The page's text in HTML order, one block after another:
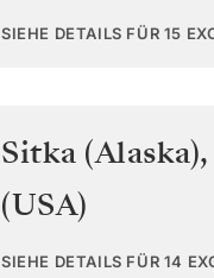
SIEHE DETAILS FÜR 15
Sitka (Alaska),
(USA)
SIEHE DETAILS FÜR 14